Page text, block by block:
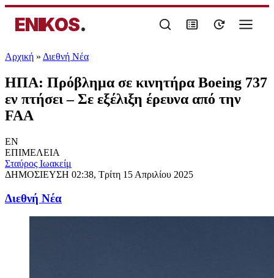
ENIKOS.
Αρχική » Διεθνή Νέα
ΗΠΑ: Πρόβλημα σε κινητήρα Boeing 737
εν πτήσει – Σε εξέλιξη έρευνα από την
FAA
EN
ΕΠΙΜΕΛΕΙΑ
Σταύρος Ιωακείμ
ΔΗΜΟΣΙΕΥΣΗ 02:38, Τρίτη 15 Απριλίου 2025
Διεθνή Νέα